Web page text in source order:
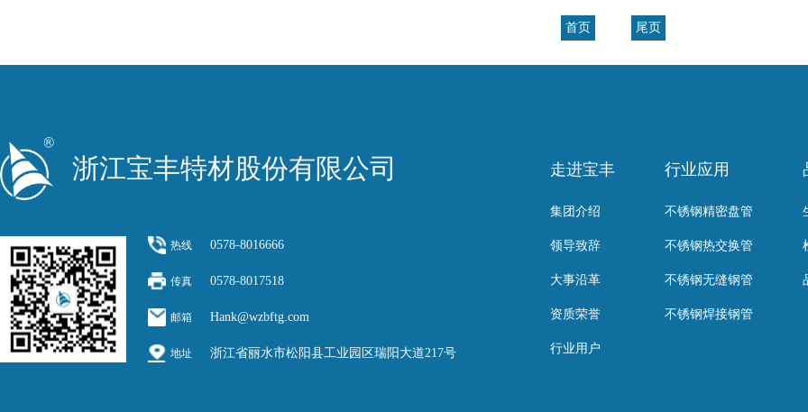
首页 尾页
浙江宝丰特材股份有限公司
热线 0578-8016666
传真 0578-8017518
邮箱 Hank@wzbftg.com
地址 浙江省丽水市松阳县工业园区瑞阳大道217号
走进宝丰
集团介绍
领导致辞
大事沿革
资质荣誉
行业用户
行业应用
不锈钢精密盘管
不锈钢热交换管
不锈钢无缝钢管
不锈钢焊接钢管